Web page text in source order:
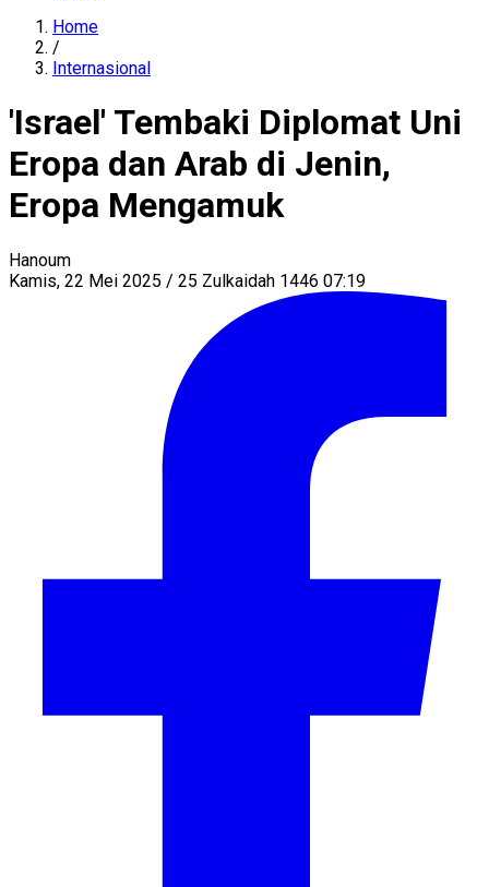
Home
/
Internasional
'Israel' Tembaki Diplomat Uni
Eropa dan Arab di Jenin,
Eropa Mengamuk
Hanoum
Kamis, 22 Mei 2025 / 25 Zulkaidah 1446 07:19